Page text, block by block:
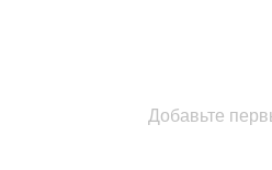
Добавьте